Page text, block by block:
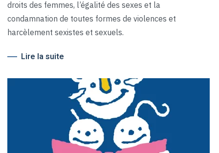
droits des femmes, l’égalité des sexes et la
condamnation de toutes formes de violences et
harcèlement sexistes et sexuels.
Lire la suite